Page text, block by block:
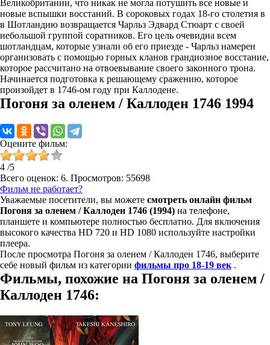
Великобритании, что никак не могла потушить все новые и
новые вспышки восстаний. В сороковых годах 18-го столетия в
в Шотландию возвращается Чарльз Эдвард Стюарт с своей
небольшой группой соратников. Его цель очевидна всем
шотландцам, которые узнали об его приезде - Чарльз намерен
организовать с помощью горных кланов грандиозное восстание,
которое рассчитано на отвоевывание своего законного трона.
Начинается подготовка к решающему сражению, которое
произойдет в 1746-ом году при Каллодене.
Погоня за оленем / Каллоден 1746 1994
Оцените фильм:
4 /5
Всего оценок: 6. Просмотров: 55698
Фильм не работает?
Уважаемые посетители, вы можете смотреть онлайн фильм
Погоня за оленем / Каллоден 1746 (1994) на телефоне,
планшете и компьютере полностью бесплатно. Для включения
высокого качества HD 720 и HD 1080 используйте настройки
плеера.
После просмотра Погоня за оленем / Каллоден 1746, выберите
себе новый фильм из категории фильмы про 18-19 век .
Фильмы, похожие на Погоня за оленем /
Каллоден 1746: